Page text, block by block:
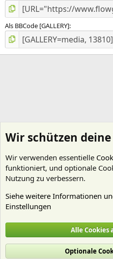
Als BBCode [GALLERY]
Cookies
Deutsch (Du)
Nutzungsbedingungen
Wir schützen
Wir verwenden essentielle
funktioniert, und optionale
Nutzung zu verbessern.
Siehe weitere Informationen
Einstellungen
Alle Cookies
Optionale